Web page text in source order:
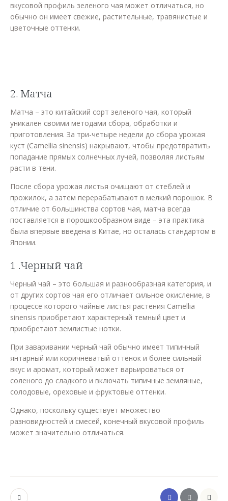
вкусовой профиль зеленого чая может отличаться, но
обычно он имеет свежие, растительные, травянистые и
цветочные оттенки.
2. Матча
Матча – это китайский сорт зеленого чая, который
уникален своими методами сбора, обработки и
приготовления. За три-четыре недели до сбора урожая
куст (Camellia sinensis) накрывают, чтобы предотвратить
попадание прямых солнечных лучей, позволяя листьям
расти в тени.
После сбора урожая листья очищают от стеблей и
прожилок, а затем перерабатывают в мелкий порошок. В
отличие от большинства сортов чая, матча всегда
поставляется в порошкообразном виде – эта практика
была впервые введена в Китае, но осталась стандартом в
Японии.
1 .Черный чай
Черный чай – это большая и разнообразная категория, и
от других сортов чая его отличает сильное окисление, в
процессе которого чайные листья растения Camellia
sinensis приобретают характерный темный цвет и
приобретают землистые нотки.
При заваривании черный чай обычно имеет типичный
янтарный или коричневатый оттенок и более сильный
вкус и аромат, который может варьироваться от
соленого до сладкого и включать типичные земляные,
солодовые, ореховые и фруктовые оттенки.
Однако, поскольку существует множество
разновидностей и смесей, конечный вкусовой профиль
может значительно отличаться.